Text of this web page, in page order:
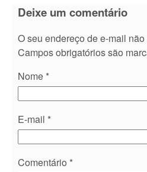
Deixe um comentário
O seu endereço de e-mail
Campos obrigatórios são
Nome *
E-mail *
Comentário *